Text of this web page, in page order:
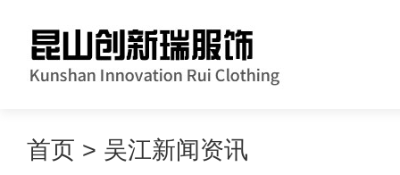
首页 > 吴江新闻资讯